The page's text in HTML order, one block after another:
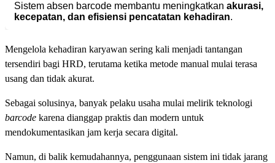
Sistem absen barcode membantu meningkatkan akurasi,
kecepatan, dan efisiensi pencatatan kehadiran.
Mengelola kehadiran karyawan sering kali menjadi tantangan
tersendiri bagi HRD, terutama ketika metode manual mulai terasa
usang dan tidak akurat.
Sebagai solusinya, banyak pelaku usaha mulai melirik teknologi
barcode karena dianggap praktis dan modern untuk
mendokumentasikan jam kerja secara digital.
Namun, di balik kemudahannya, penggunaan sistem ini tidak jarang